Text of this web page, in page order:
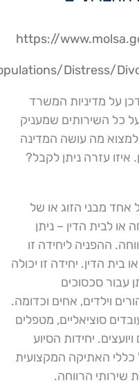
https://
Distress/
על מדיניות המשרד
כל השירותים שמעניק
מה עושה המדינה
איזו עזרה ניתן לקבל?
אחד מבני הזוג או של
לבית הדין – ניתן
ההפניה ליחידה זו
הדין. יחידה זו יכולה
עבור סכסוכים
וילדים, אחים וכדומה.
סוציאליים, מטפלים
יחידות הסיוע
כללי האתיקה המקצועית
שירותי הרווחה.